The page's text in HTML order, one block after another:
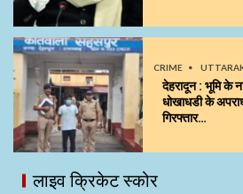
CRIME
देहरादून : भूमि के
धोखाधडी के
गिरफ्तार…
लाइव क्रिकेट स्कोर